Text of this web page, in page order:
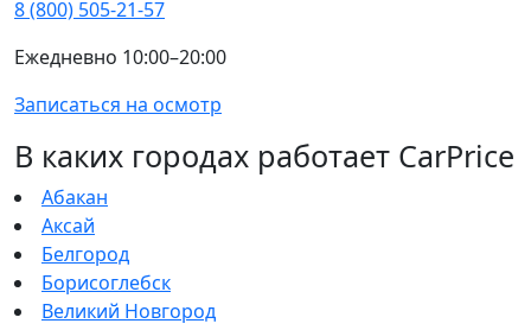
8 (800) 505-21-57
Ежедневно 10:00–20:00
Записаться на осмотр
В каких городах работает CarPrice
Абакан
Аксай
Белгород
Борисоглебск
Великий Новгород